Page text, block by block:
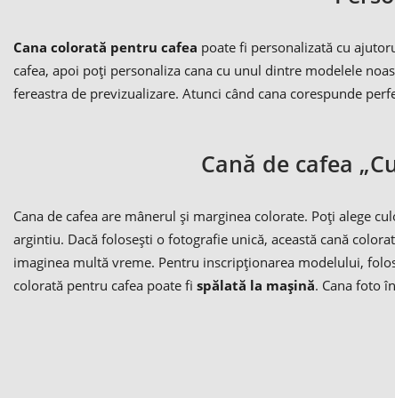
Cana colorată pentru cafea poate fi personalizată cu
cafea, apoi poți personaliza cana cu unul dintre modelele
fereastra de previzualizare. Atunci când cana corespunde
Cană de cafea
Cana de cafea are mânerul și marginea colorate. Poți alege
argintiu. Dacă folosești o fotografie unică, această cană
imaginea multă vreme. Pentru inscripționarea modelului,
colorată pentru cafea poate fi spălată la mașină. Cana foto